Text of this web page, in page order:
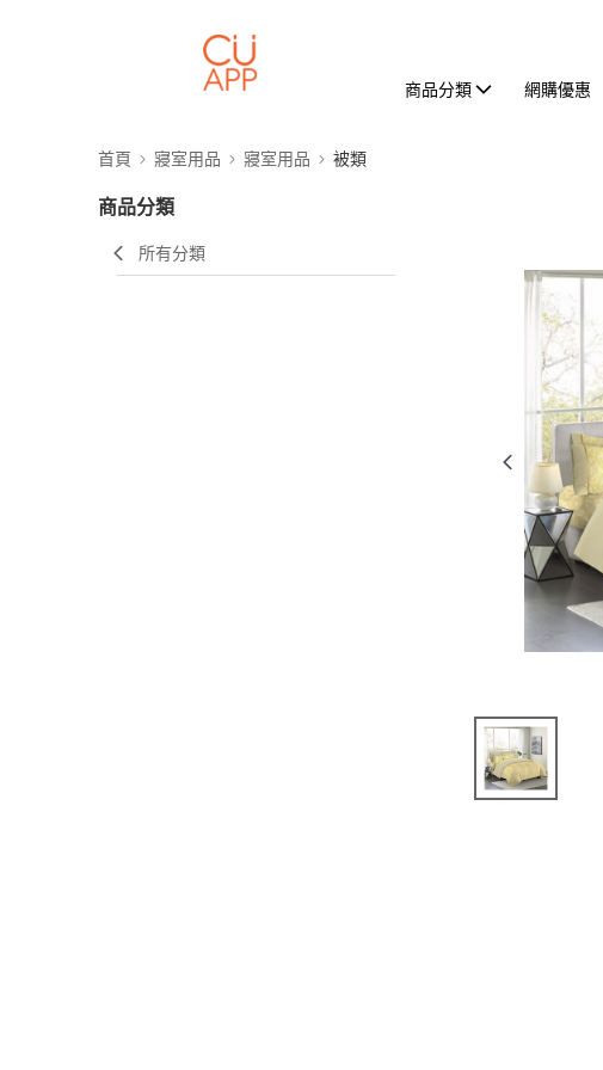
商品分類 網購優惠
首頁 寢室用品 寢室用品 被類
商品分類
所有分類